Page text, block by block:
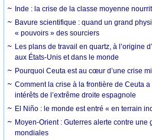
Inde : la crise de la classe moyenne
Bavure scientifique : quand un grand
« pouvoirs » des sourciers
Les plans de travail en quartz, à l’origine
aux États-Unis et dans le monde
Pourquoi Ceuta est au cœur d’une crise
Comment la crise à la frontière de Ceuta
intérêts de l’extrême droite espagnole
El Niño : le monde est entré « en terrain
Moyen-Orient : Guterres alerte contre
mondiales